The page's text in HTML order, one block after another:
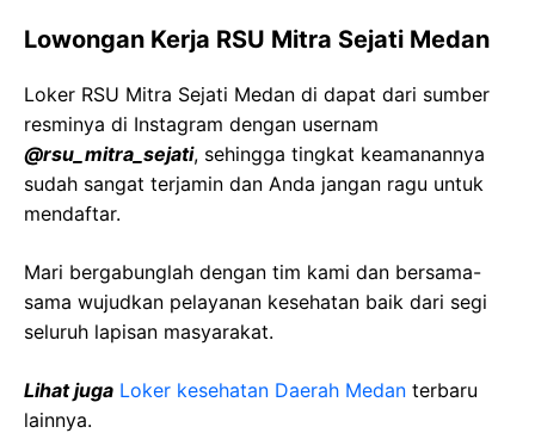
Lowongan Kerja RSU Mitra Sejati Medan
Loker RSU Mitra Sejati Medan di dapat dari sumber
resminya di Instagram dengan usernam
@rsu_mitra_sejati, sehingga tingkat keamanannya
sudah sangat terjamin dan Anda jangan ragu untuk
mendaftar.
Mari bergabunglah dengan tim kami dan bersama-
sama wujudkan pelayanan kesehatan baik dari segi
seluruh lapisan masyarakat.
Lihat juga Loker kesehatan Daerah Medan terbaru
lainnya.